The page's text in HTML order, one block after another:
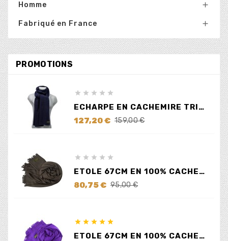
Homme 
Fabriqué en France 
PROMOTIONS
    
ECHARPE EN CACHEMIRE TRICOTÉ BLEUE
127,20 € 159,00 €
    
ETOLE 67CM EN 100% CACHEMIRE MARRON
80,75 € 95,00 €
    
ETOLE 67CM EN 100% CACHEMIRE LILAS